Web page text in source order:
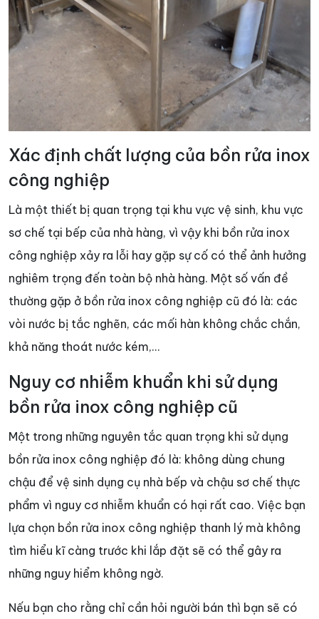
Xác định chất lượng của bồn rửa inox
công nghiệp
Là một thiết bị quan trọng tại khu vực vệ sinh, khu vực
sơ chế tại bếp của nhà hàng, vì vậy khi bồn rửa inox
công nghiệp xảy ra lỗi hay gặp sự cố có thể ảnh hưởng
nghiêm trọng đến toàn bộ nhà hàng. Một số vấn đề
thường gặp ở bồn rửa inox công nghiệp cũ đó là: các
vòi nước bị tắc nghẽn, các mối hàn không chắc chắn,
khả năng thoát nước kém,…
Nguy cơ nhiễm khuẩn khi sử dụng
bồn rửa inox công nghiệp cũ
Một trong những nguyên tắc quan trọng khi sử dụng
bồn rửa inox công nghiệp đó là: không dùng chung
chậu để vệ sinh dụng cụ nhà bếp và chậu sơ chế thực
phẩm vì nguy cơ nhiễm khuẩn có hại rất cao. Việc bạn
lựa chọn bồn rửa inox công nghiệp thanh lý mà không
tìm hiểu kĩ càng trước khi lắp đặt sẽ có thể gây ra
những nguy hiểm không ngờ.
Nếu bạn cho rằng chỉ cần hỏi người bán thì bạn sẽ có